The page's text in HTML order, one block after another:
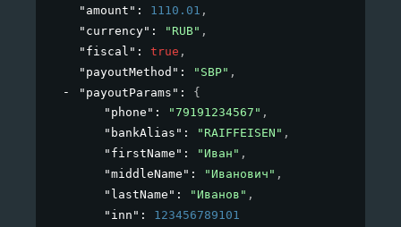
"amount" : 1110.01 ,
"currency" : "RUB" ,
"fiscal" : true ,
"payoutMethod" : "SBP" ,
"payoutParams" : {
"phone" : "79191234567" ,
"bankAlias" : "RAIFFEISEN" ,
"firstName" : "Иван" ,
"middleName" : "Иванович" ,
"lastName" : "Иванов" ,
"inn" : 123456789101